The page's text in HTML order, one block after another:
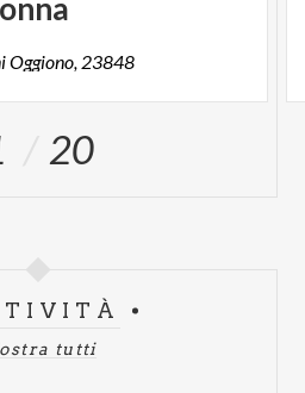
Oggiono, 23848
20
tutti